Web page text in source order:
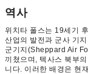
역사
위치타 폴스는 19세기
산업의 발전과 군사 기
군기지(Sheppard Air
끼쳤으며, 텍사스 북부
니다. 이러한 배경은 현